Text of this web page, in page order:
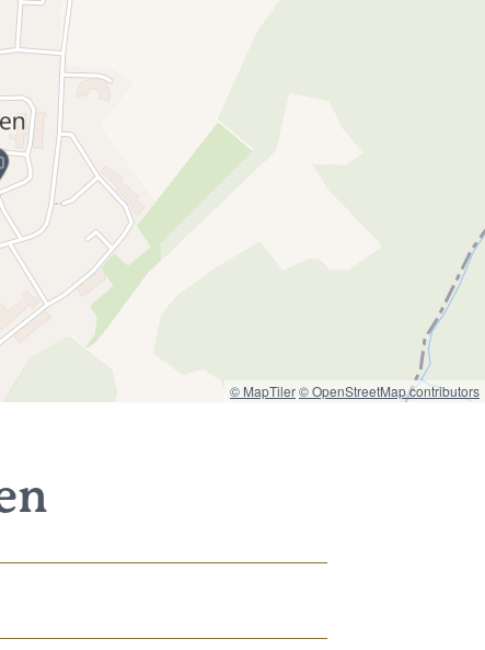
© MapTiler© OpenStreetMap contributors